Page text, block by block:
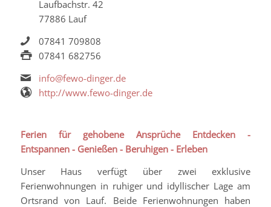
Laufbachstr. 42
77886 Lauf
07841 709808
07841 682756
info@fewo-dinger.de
http://www.fewo-dinger.de
Ferien für gehobene Ansprüche Entdecken -
Entspannen - Genießen - Beruhigen - Erleben
Unser Haus verfügt über zwei exklusive
Ferienwohnungen in ruhiger und idyllischer Lage am
Ortsrand von Lauf. Beide Ferienwohnungen haben